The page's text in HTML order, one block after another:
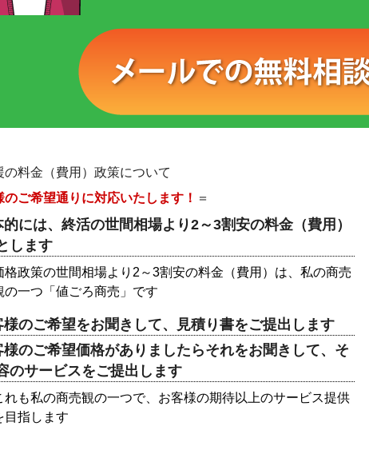
の料金（費用）政策について
のご希望通りに対応いたします！ ＝
的には、終活の世間相場より2～3割安の料金（費用）
します
格政策の世間相場より2～3割安の料金（費用）は、私の商売
の一つ「値ごろ商売」です
様のご希望をお聞きして、見積り書をご提出します
様のご希望価格がありましたらそれをお聞きして、そ
のサービスをご提出します
れも私の商売観の一つで、お客様の期待以上のサービス提供
目指します